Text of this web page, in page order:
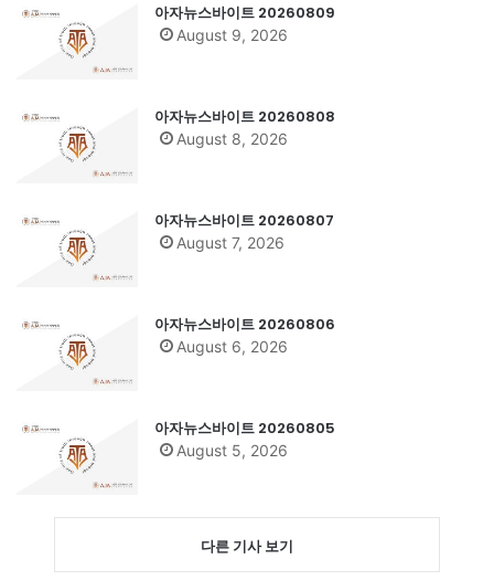
아자뉴스바이트 20260809
August 9, 2026
아자뉴스바이트 20260808
August 8, 2026
아자뉴스바이트 20260807
August 7, 2026
아자뉴스바이트 20260806
August 6, 2026
아자뉴스바이트 20260805
August 5, 2026
다른 기사 보기